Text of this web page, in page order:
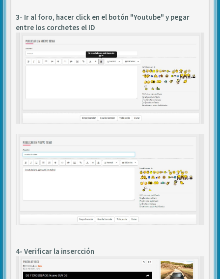
3- Ir al foro, hacer click en el botón "Youtube" y pegar
entre los corchetes el ID
4- Verificar la insercción